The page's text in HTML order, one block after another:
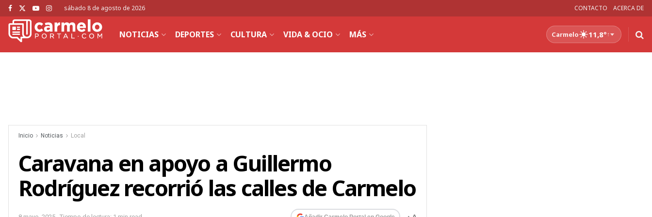
sábado 8 de agosto de 2026 CONTACTO ACERCA DE
NOTICIAS DEPORTES CULTURA VIDA & OCIO MÁS Carmelo 11,8°↑
Inicio Noticias Local
Caravana en apoyo a Guillermo
Rodríguez recorrió las calles de Carmelo